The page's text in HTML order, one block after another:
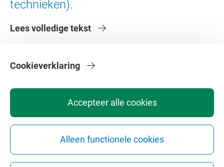
technieken).
Lees volledige tekst
Accepteer alle cookies
Alleen functionele cookies
Cookieverklaring
Over de VU
Contact en route
Faculteiten